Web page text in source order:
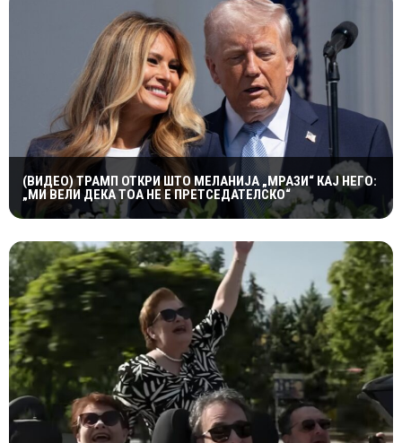
(ВИДЕО) ТРАМП ОТКРИ ШТО МЕЛАНИЈА „МРАЗИ“ КАЈ НЕГО:
„МИ ВЕЛИ ДЕКА ТОА НЕ Е ПРЕТСЕДАТЕЛСКО“